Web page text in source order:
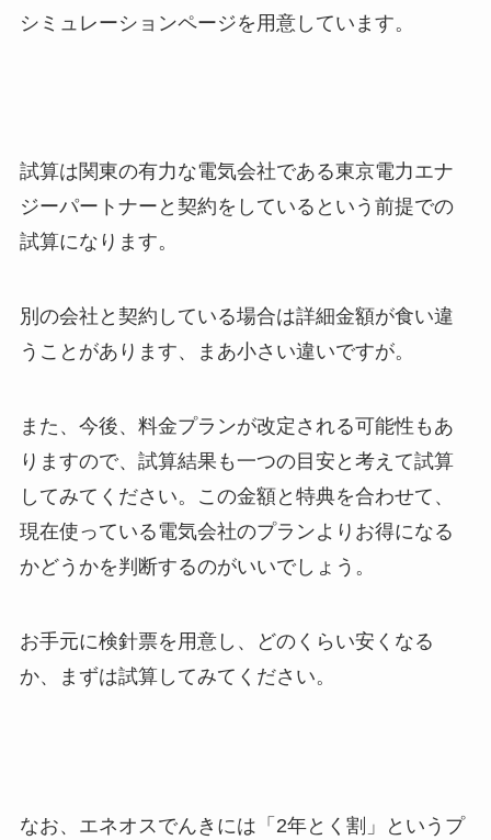
シミュレーションページを用意しています。
試算は関東の有力な電気会社である東京電力エナ
ジーパートナーと契約をしているという前提での
試算になります。
別の会社と契約している場合は詳細金額が食い違
うことがあります、まあ小さい違いですが。
また、今後、料金プランが改定される可能性もあ
りますので、試算結果も一つの目安と考えて試算
してみてください。この金額と特典を合わせて、
現在使っている電気会社のプランよりお得になる
かどうかを判断するのがいいでしょう。
お手元に検針票を用意し、どのくらい安くなる
か、まずは試算してみてください。
なお、エネオスでんきには「2年とく割」というプ